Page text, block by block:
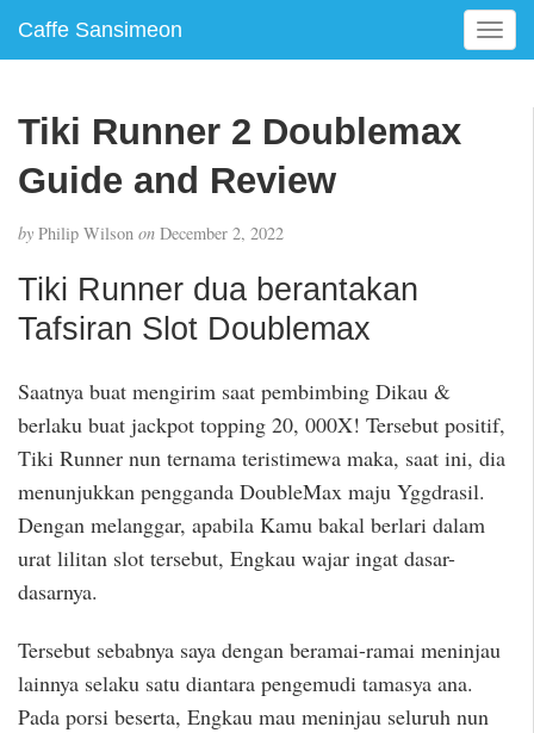
Caffe Sansimeon
T
o
n
Tiki Runner 2 Doublemax
Guide and Review
by Philip Wilson on December 2, 2022
Tiki Runner dua berantakan
Tafsiran Slot Doublemax
Saatnya buat mengirim saat pembimbing Dikau &
berlaku buat jackpot topping 20, 000X! Tersebut positif,
Tiki Runner nun ternama teristimewa maka, saat ini, dia
menunjukkan pengganda DoubleMax maju Yggdrasil.
Dengan melanggar, apabila Kamu bakal berlari dalam
urat lilitan slot tersebut, Engkau wajar ingat dasar-
dasarnya.
Tersebut sebabnya saya dengan beramai-ramai meninjau
lainnya selaku satu diantara pengemudi tamasya ana.
Pada porsi beserta, Engkau mau meninjau seluruh nun